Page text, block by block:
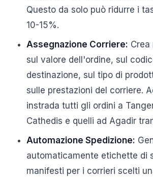
Questo da solo può ridurre i
10-15%.
Assegnazione Corriere: Crea
sul valore dell'ordine, sul
destinazione, sul tipo di
sulle prestazioni del corriere.
instrada tutti gli ordini a
Cathedis e quelli ad Agadir
Automazione Spedizione:
automaticamente etichette di
manifesti per i corrieri scelti